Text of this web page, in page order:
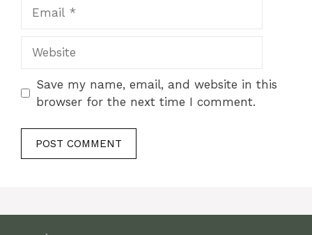
Save my name, email, and website in this
browser for the next time I comment.